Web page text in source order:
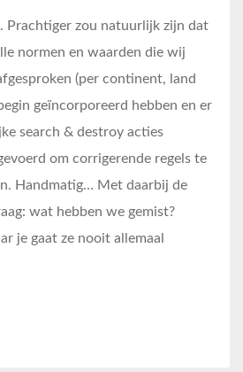
Prachtiger zou natuurlijk zijn dat
normen en waarden die wij
(per continent, land
geïncorporeerd hebben en er
search & destroy acties
om corrigerende regels te
Handmatig… Met daarbij de
wat hebben we gemist?
je gaat ze nooit allemaal